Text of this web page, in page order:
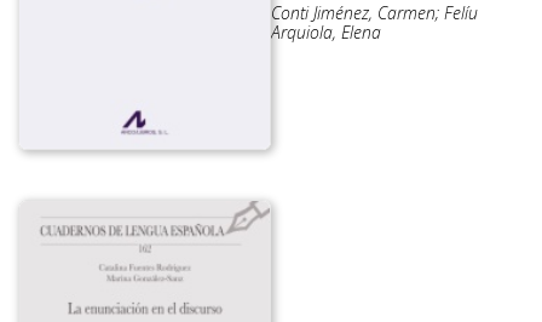
Conti Jiménez, Carmen; Felíu
Arquiola, Elena